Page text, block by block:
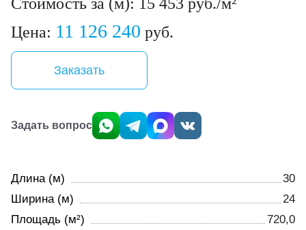
Цена: 11 126 240 руб.
Заказать
Задать вопрос
Длина (м)
30
Ширина (м)
24
Площадь (м²)
720,0